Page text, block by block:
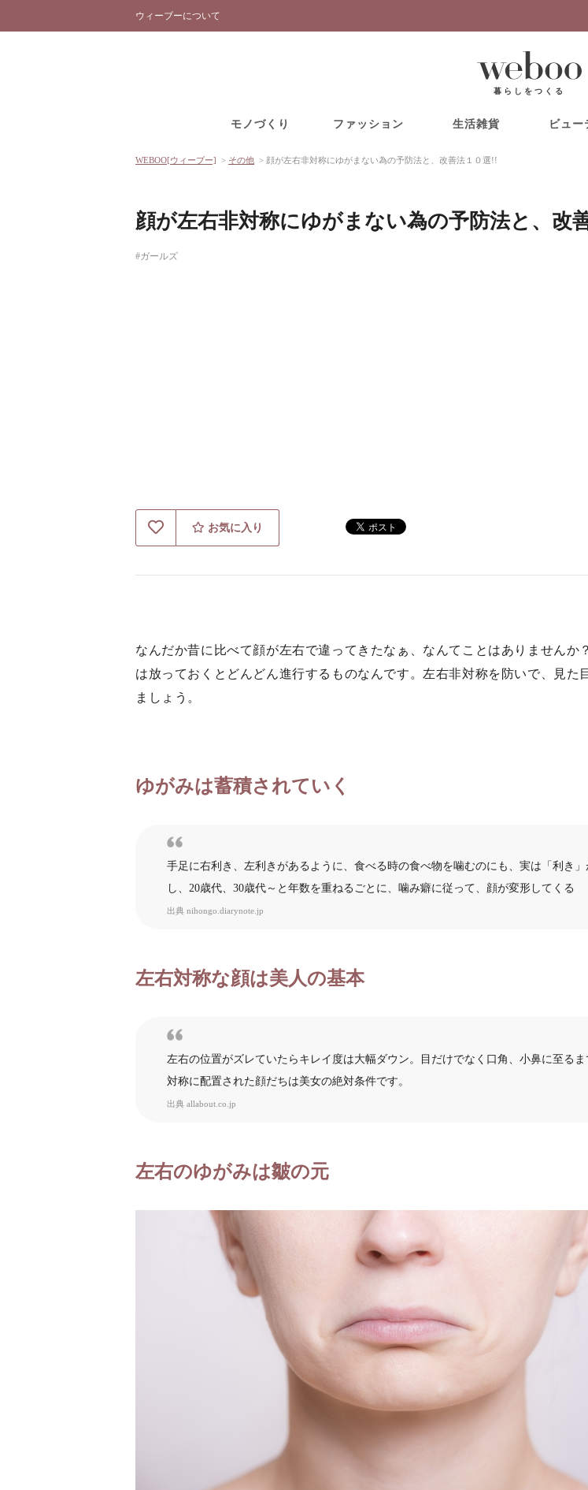
ウィーブーについて
暮らしをつくる
モノづくり ファッション 生活雑貨 ビュー
WEBOO[ウィーブー] > その他 > 顔が左右非対称にゆがまない為の予防法と、改善法１０選!!
顔が左右非対称にゆがまない為の予防法と、改
#ガールズ
お気に入り
なんだか昔に比べて顔が左右で違ってきたなぁ、なんてことはありませんか
は放っておくとどんどん進行するものなんです。左右非対称を防いで、見た
ましょう。
ゆがみは蓄積されていく
手足に右利き、左利きがあるように、食べる時の食べ物を噛むのにも、実は「利き
し、20歳代、30歳代～と年数を重ねるごとに、噛み癖に従って、顔が変形してくる
出典 nihongo.diarynote.jp
左右対称な顔は美人の基本
左右の位置がズレていたらキレイ度は大幅ダウン。目だけでなく口角、小鼻に至る
対称に配置された顔だちは美女の絶対条件です。
出典 allabout.co.jp
左右のゆがみは皺の元